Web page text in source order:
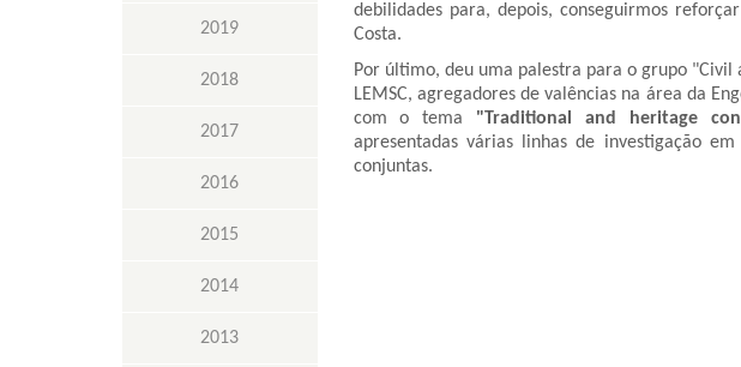
2019
2018
2017
2016
2015
2014
2013
debilidades para, depois, conseguirmos
Costa.
Por último, deu uma palestra para o grupo
LEMSC, agregadores de valências na área da
com o tema "Traditional and heritage
apresentadas várias linhas de investigação
conjuntas.